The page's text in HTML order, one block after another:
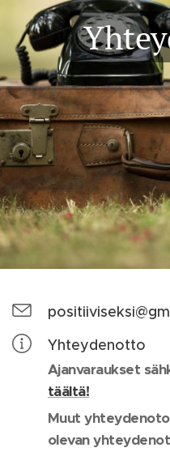
Yhteydenotto
Ajanvaraukset
täältä!
Muut
olevan